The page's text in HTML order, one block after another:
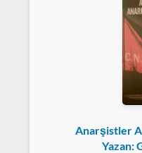
Anarşistler
Yazan: